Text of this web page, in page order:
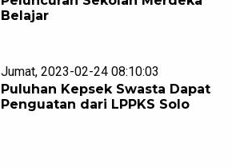
Belajar
Jumat, 2023-02-24 08:10:03
Puluhan Kepsek Swasta Dapat
Penguatan dari LPPKS Solo